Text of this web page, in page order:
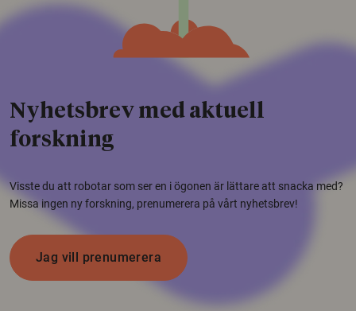
Nyhetsbrev med aktuell
forskning
Visste du att robotar som ser en i ögonen är lättare att snacka med?
Missa ingen ny forskning, prenumerera på vårt nyhetsbrev!
Jag vill prenumerera